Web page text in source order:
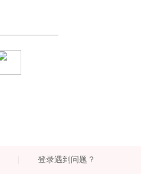
登录遇到问题？